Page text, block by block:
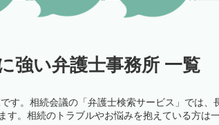
強い弁護士事務所 一覧
す。相続会議の「弁護士検索サービス」では、
。相続のトラブルやお悩みを抱えている方は